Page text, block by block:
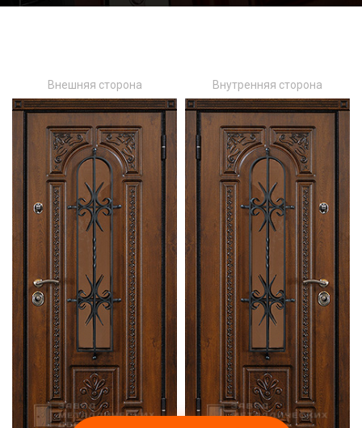
Внешняя сторона Внутренняя сторона